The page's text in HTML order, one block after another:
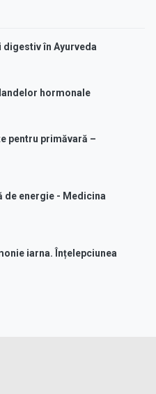
în Ayurveda
hormonale
pentru primăvară –
de energie - Medicina
iarna. Înțelepciunea